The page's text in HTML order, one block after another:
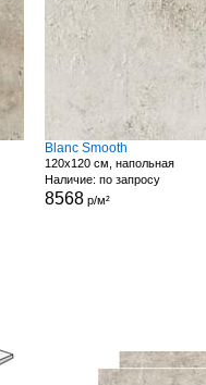
Blanc Smooth
120x120 см, напольная
Наличие: по запросу
8568р/м²